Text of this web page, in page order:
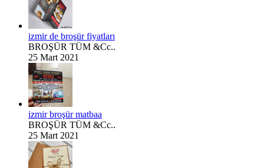
izmir de broşür fiyatları
BROŞÜR TÜM &Cc..
25 Mart 2021
izmir broşür matbaa
BROŞÜR TÜM &Cc..
25 Mart 2021